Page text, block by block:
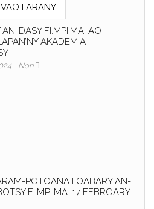
FARANY
AN-DASY FI.MPI.MA. AO
AKADEMIA
Non
POTOANA LOABARY AN-
FI.MPI.MA. 17 FEBROARY